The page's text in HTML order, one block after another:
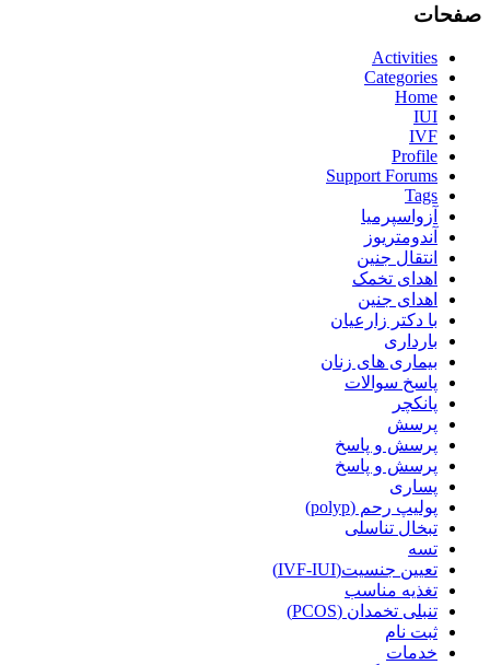
صفحات
Activities
Categories
Home
IUI
IVF
Profile
Support Forums
Tags
آزواسپرمیا
آندومتریوز
انتقال جنین
اهدای تخمک
اهدای جنین
با دکتر زارعیان
بارداری
بیماری های زنان
پاسخ سوالات
پانکچر
پرسش
پرسش و پاسخ
پرسش و پاسخ
پساری
پولیپ رحم (polyp)
تبخال تناسلی
تسه
تعیین جنسیت(IVF-IUI)
تغذیه مناسب
تنبلی تخمدان (PCOS)
ثبت نام
خدمات